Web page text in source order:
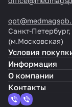
Санкт-
(м.Московская)
Условия
Информация
О компании
Контакты